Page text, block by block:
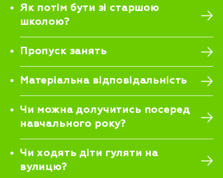
Як потім бути зі старшою
школою?
Пропуск занять
Матеріальна відповідальність
Чи можна долучитись посеред
навчального року?
Чи ходять діти гуляти на
вулицю?